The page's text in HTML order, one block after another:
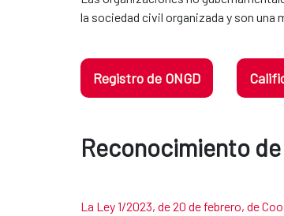
la sociedad civil organizada y son una
Registro de ONGD
Reconocimiento de
La Ley 1/2023, de 20 de febrero, de